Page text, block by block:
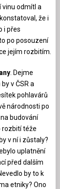
vinu odmítl a
že i
i přes
po posouzení
jejím rozbitím.
. Dejme
v ČSR a
pohlavárů
národnosti po
budování
rozbití téže
v ní i zůstaly?
uplatnění
před dalším
by to k
etniky? Ono